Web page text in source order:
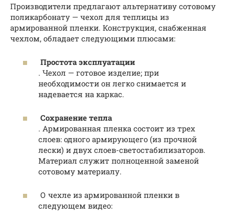
Производители предлагают альтернативу сотовому
поликарбонату — чехол для теплицы из
армированной пленки. Конструкция, снабженная
чехлом, обладает следующими плюсами:
Простота эксплуатации
. Чехол — готовое изделие; при
необходимости он легко снимается и
надевается на каркас.
Сохранение тепла
. Армированная пленка состоит из трех
слоев: одного армирующего (из прочной
лески) и двух слоев-светостабилизаторов.
Материал служит полноценной заменой
сотовому материалу.
О чехле из армированной пленки в
следующем видео: